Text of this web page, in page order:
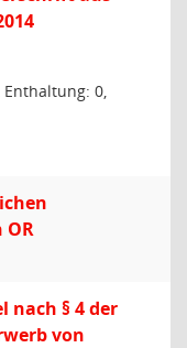
Enthaltung: 0,
OR
nach § 4 der
von